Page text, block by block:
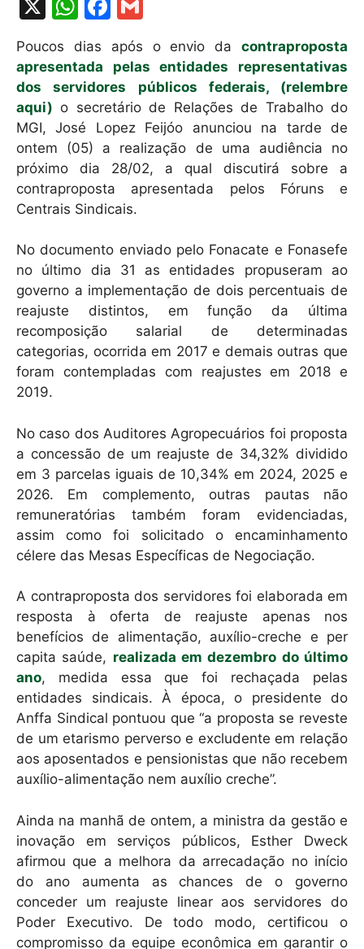
h
at
s
A
p
p
c
e
b
o
o
k
ai
l
Poucos dias após o envio da contraproposta
apresentada pelas entidades representativas
dos servidores públicos federais, (relembre
aqui) o secretário de Relações de Trabalho do
MGI, José Lopez Feijóo anunciou na tarde de
ontem (05) a realização de uma audiência no
próximo dia 28/02, a qual discutirá sobre a
contraproposta apresentada pelos Fóruns e
Centrais Sindicais.
No documento enviado pelo Fonacate e Fonasefe
no último dia 31 as entidades propuseram ao
governo a implementação de dois percentuais de
reajuste distintos, em função da última
recomposição salarial de determinadas
categorias, ocorrida em 2017 e demais outras que
foram contempladas com reajustes em 2018 e
2019.
No caso dos Auditores Agropecuários foi proposta
a concessão de um reajuste de 34,32% dividido
em 3 parcelas iguais de 10,34% em 2024, 2025 e
2026. Em complemento, outras pautas não
remuneratórias também foram evidenciadas,
assim como foi solicitado o encaminhamento
célere das Mesas Específicas de Negociação.
A contraproposta dos servidores foi elaborada em
resposta à oferta de reajuste apenas nos
benefícios de alimentação, auxílio-creche e per
capita saúde, realizada em dezembro do último
ano, medida essa que foi rechaçada pelas
entidades sindicais. À época, o presidente do
Anffa Sindical pontuou que “a proposta se reveste
de um etarismo perverso e excludente em relação
aos aposentados e pensionistas que não recebem
auxílio-alimentação nem auxílio creche”.
Ainda na manhã de ontem, a ministra da gestão e
inovação em serviços públicos, Esther Dweck
afirmou que a melhora da arrecadação no início
do ano aumenta as chances de o governo
conceder um reajuste linear aos servidores do
Poder Executivo. De todo modo, certificou o
compromisso da equipe econômica em garantir o